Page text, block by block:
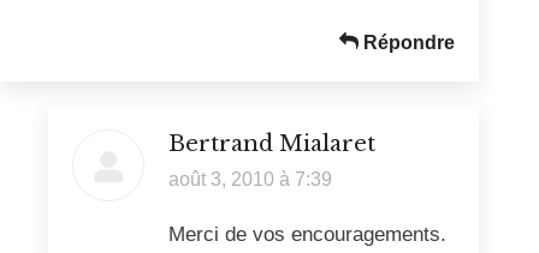
Répondre
Bertrand Mialaret
dit
août 3, 2010 à 7:39
Merci de vos encouragements.